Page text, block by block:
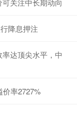
降息押注
达顶尖水平，中
价率2727%